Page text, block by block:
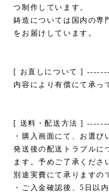
つ制作しています。
鋳造については国内の専
をお届けしています。
[ お直しについて ]
内容により有償にて承っ
[ 送料・配送方法 ]
・購入画面にて、お選び
発送後の配送トラブルに
ます。予めご了承くださ
別途実費にて承りますの
・ご入金確認後、5日以